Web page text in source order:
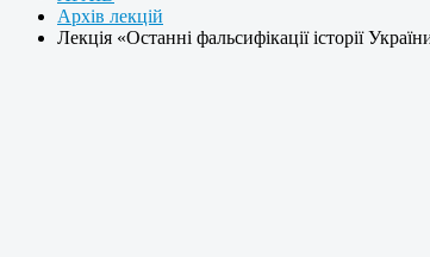
Архів лекцій
Лекція «Останні фальсифікації історії